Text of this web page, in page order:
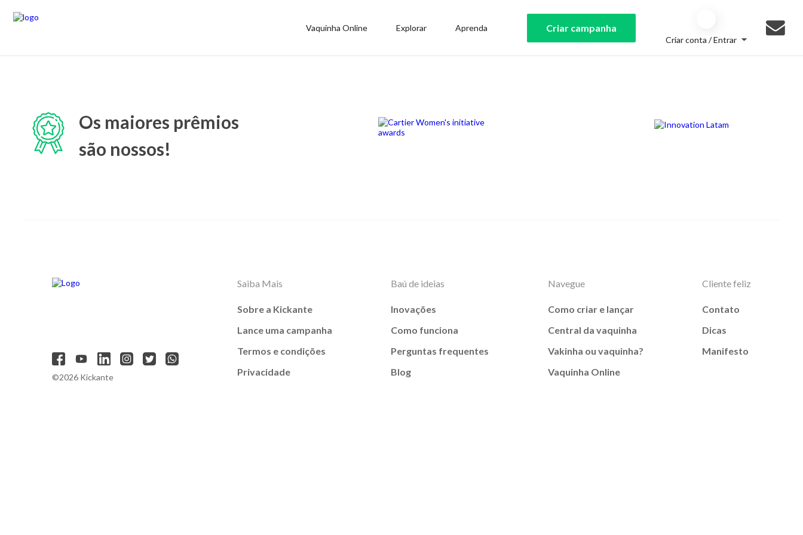
Vaquinha Online Explorar Aprenda Criar campanha
Criar conta / Entrar
Os maiores prêmios
são nossos!
©2026 Kickante
Saiba Mais
Sobre a Kickante
Lance uma campanha
Termos e condições
Privacidade
Baú de ideias
Inovações
Como funciona
Perguntas frequentes
Blog
Navegue
Como criar e lançar
Central da vaquinha
Vakinha ou vaquinha?
Vaquinha Online
Cliente feliz
Contato
Dicas
Manifesto